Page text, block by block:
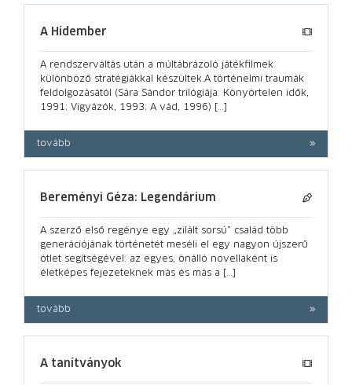
A Hídember
A rendszerváltás után a múltábrázoló játékfilmek
különböző stratégiákkal készültek.A történelmi traumák
feldolgozásától (Sára Sándor trilógiája: Könyörtelen idők,
1991; Vigyázók, 1993; A vád, 1996) […]
tovább
Bereményi Géza: Legendárium
A szerző első regénye egy „zilált sorsú” család több
generációjának történetét meséli el egy nagyon újszerű
ötlet segítségével: az egyes, önálló novellaként is
életképes fejezeteknek más és más a […]
tovább
A tanítványok